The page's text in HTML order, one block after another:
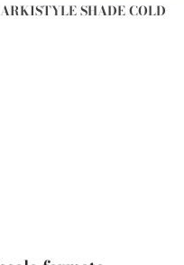
ARKISTYLE SHADE COLD